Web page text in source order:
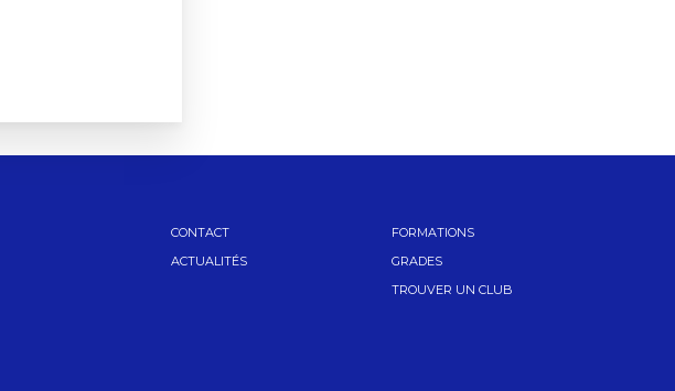
CONTACT
ACTUALITÉS
FORMATIONS
GRADES
TROUVER UN CLUB